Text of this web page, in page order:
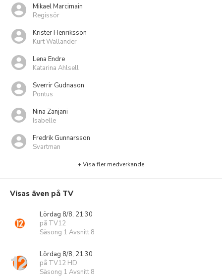
Mikael Marcimain
Regissör
Krister Henriksson
Kurt Wallander
Lena Endre
Katarina Ahlsell
Sverrir Gudnason
Pontus
Nina Zanjani
Isabelle
Fredrik Gunnarsson
Svartman
+ Visa fler medverkande
Visas även på TV
Lördag 8/8, 21:30
på TV12
Säsong 1 Avsnitt 8
Lördag 8/8, 21:30
på TV12 HD
Säsong 1 Avsnitt 8